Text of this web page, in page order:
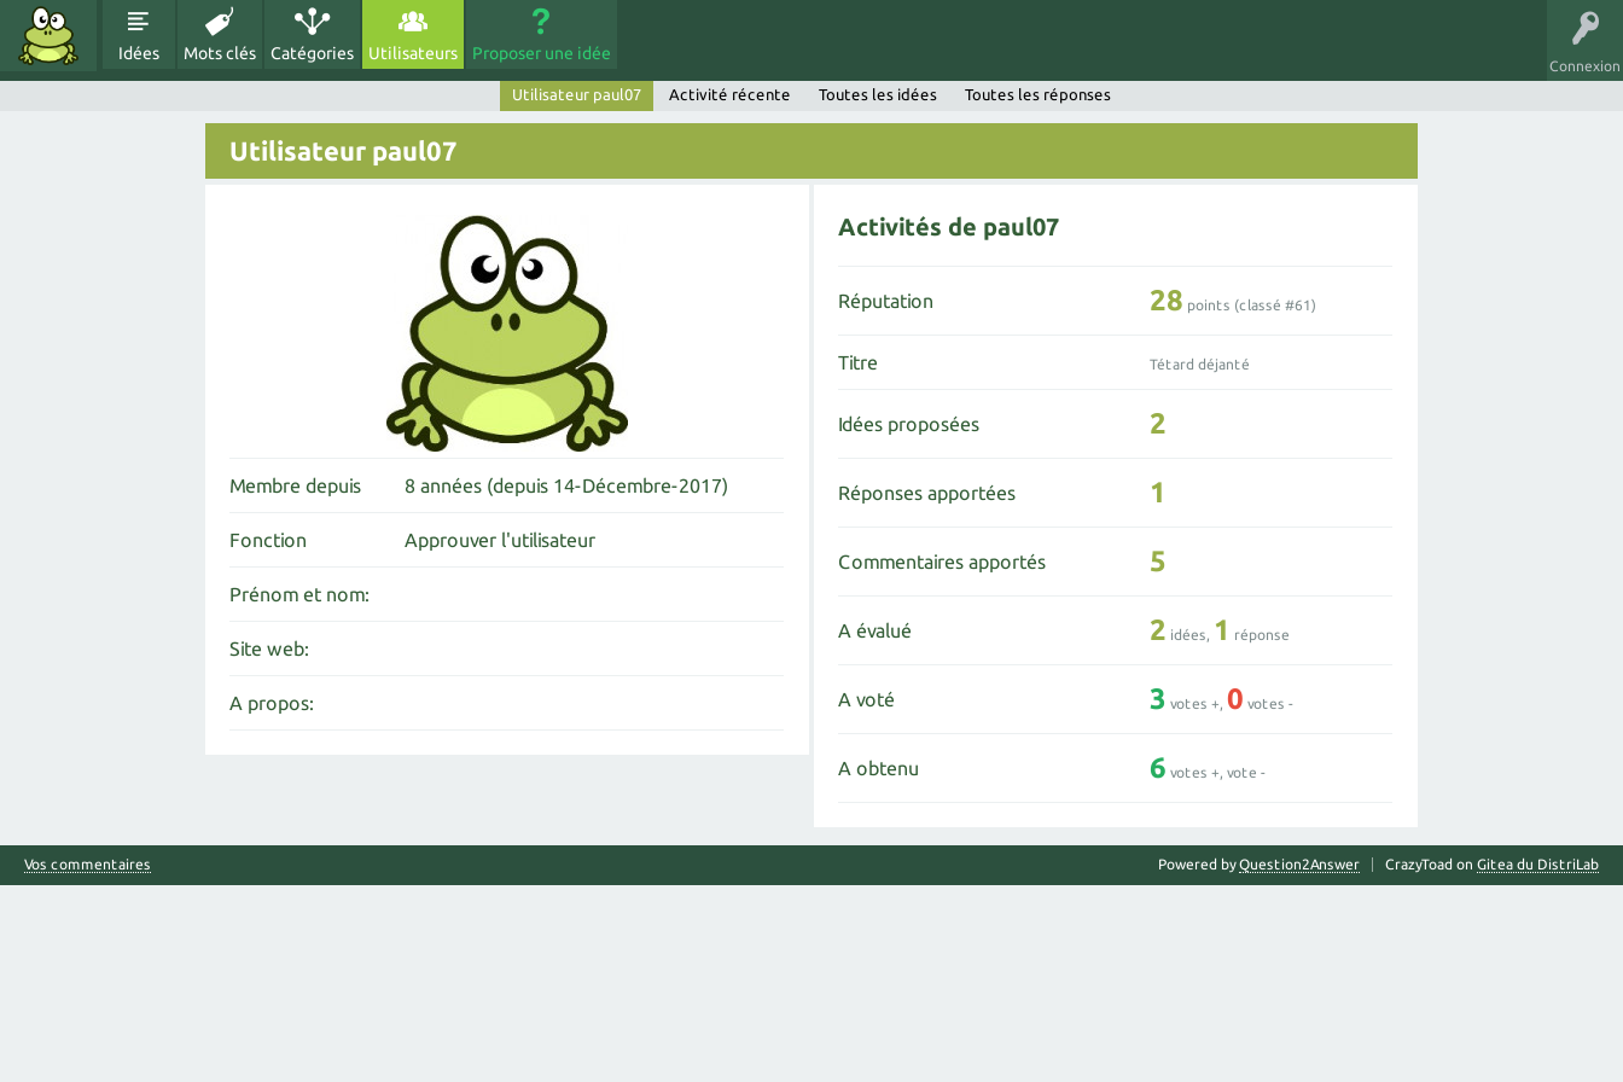
Connexion
Idées Mots clés Catégories Utilisateurs Proposer une idée
Utilisateur paul07 Activité récente Toutes les idées Toutes les réponses
Utilisateur paul07
Membre depuis 8 années (depuis 14-Décembre-2017)
Fonction Approuver l'utilisateur
Prénom et nom:
Site web:
A propos:
Activités de paul07
Réputation 28 points (classé #61)
Titre Tétard déjanté
Idées proposées 2
Réponses apportées 1
Commentaires apportés 5
A évalué 2 idées, 1 réponse
A voté 3 votes +,0 votes -
A obtenu 6 votes +, vote -
Vos commentaires CrazyToad on Gitea du DistriLab
Powered byQuestion2Answer